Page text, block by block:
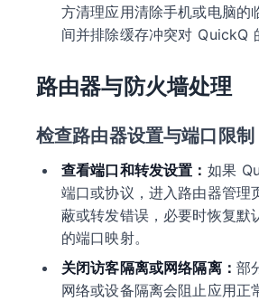
方清理应用清除手机或电脑的
间并排除缓存冲突对 QuickQ
路由器与防火墙处理
检查路由器设置与端口限制
查看端口和转发设置： 如果
端口或协议，进入路由器管理
蔽或转发错误，必要时恢复默
的端口映射。
关闭访客隔离或网络隔离： 部
网络或设备隔离会阻止应用正